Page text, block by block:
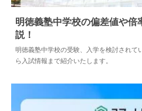
中学情報
明徳義塾中学校の偏差値や倍
説！
明徳義塾中学校の受験、入学を検討されて
ら入試情報まで紹介いたします。